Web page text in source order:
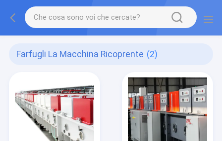
Farfugli La Macchina Ricoprente (2)